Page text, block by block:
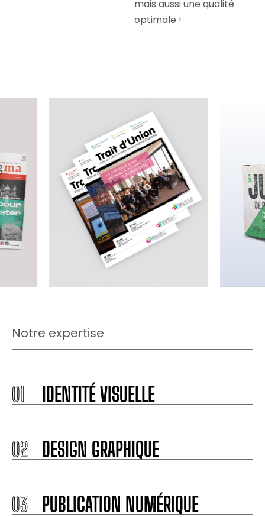
mais aussi une qualité
optimale !
Notre expertise
01 IDENTITÉ VISUELLE
02 DESIGN GRAPHIQUE
03 PUBLICATION NUMÉRIQUE